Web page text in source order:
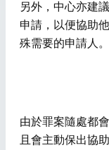
另外，中心亦建
申請，以便協助
殊需要的申請人。
由於罪案隨處都
且會主動保出協